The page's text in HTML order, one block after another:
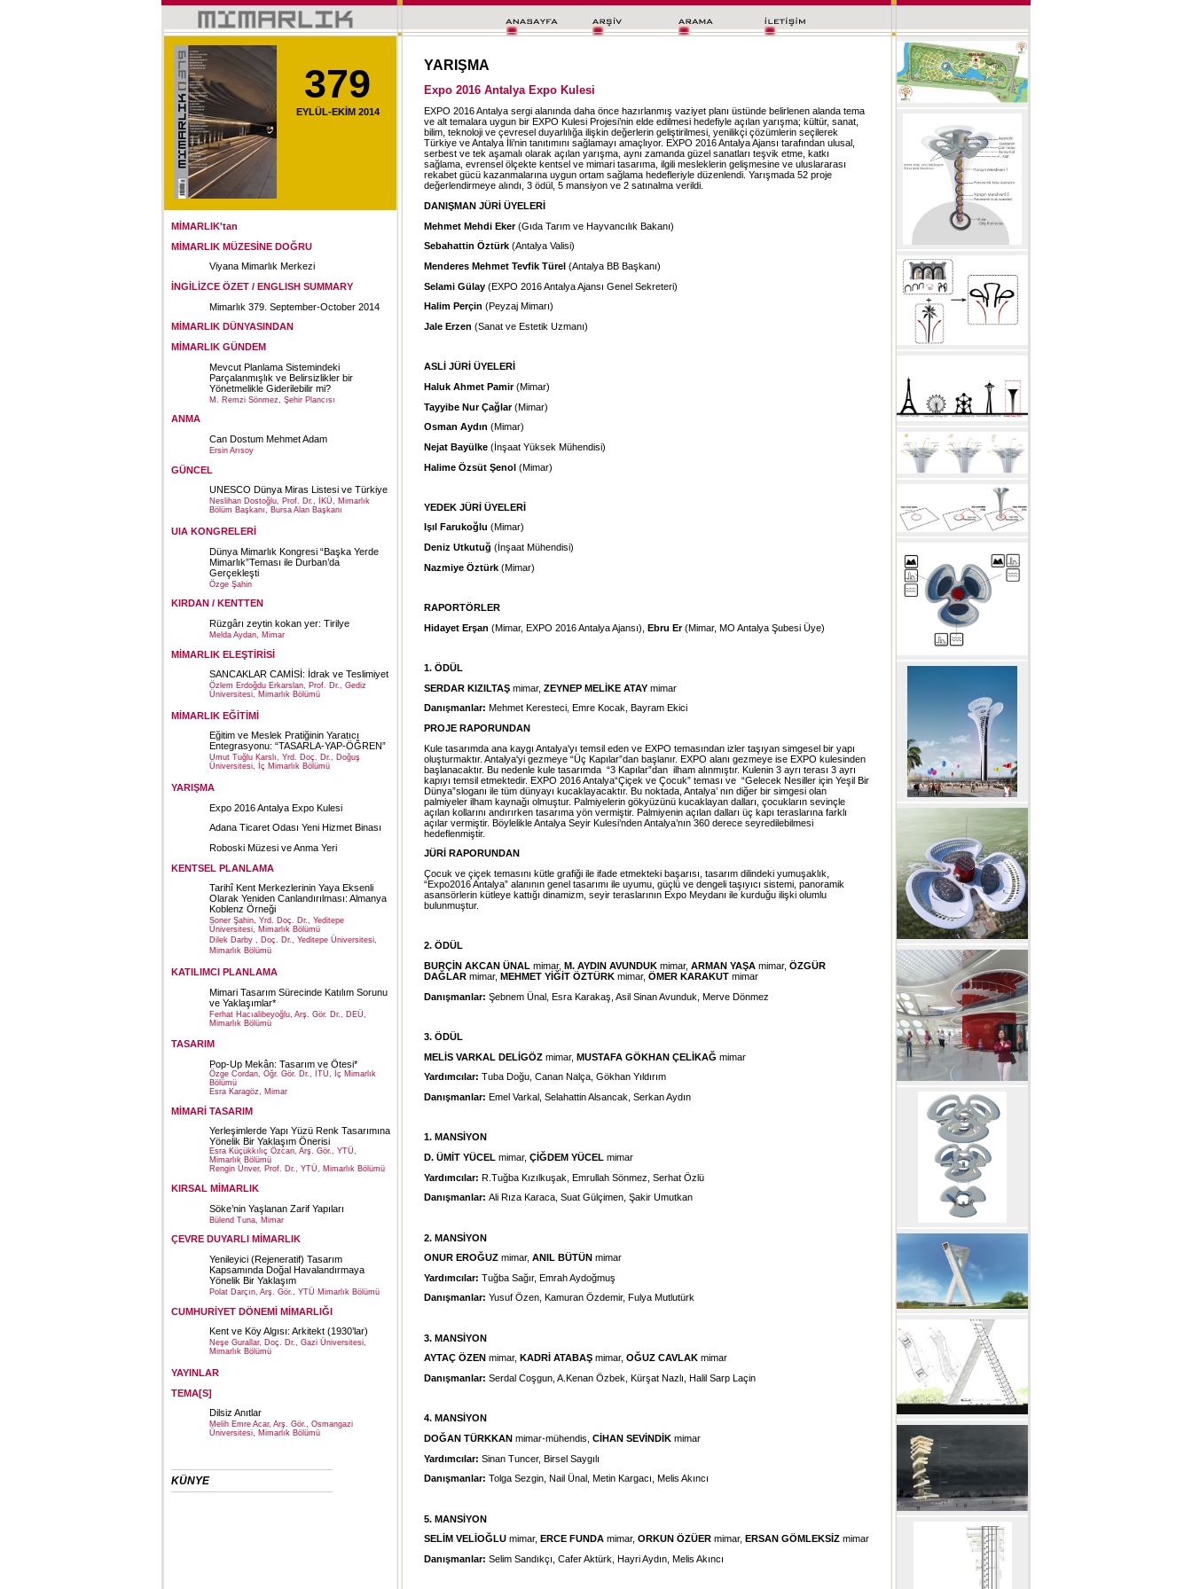
379
EYLÜL-EKİM 2014
MİMARLIK'tan
MİMARLIK MÜZESİNE DOĞRU
Viyana Mimarlık Merkezi
İNGİLİZCE ÖZET / ENGLISH SUMMARY
Mimarlık 379. September-October 2014
MİMARLIK DÜNYASINDAN
MİMARLIK GÜNDEM
Mevcut Planlama Sistemindeki
Parçalanmışlık ve Belirsizlikler bir
Yönetmelikle Giderilebilir mi?
M. Remzi Sönmez, Şehir Plancısı
ANMA
Can Dostum Mehmet Adam
Ersin Arısoy
GÜNCEL
UNESCO Dünya Miras Listesi ve Türkiye
Neslihan Dostoğlu, Prof. Dr., İKÜ, Mimarlık
Bölüm Başkanı, Bursa Alan Başkanı
UIA KONGRELERİ
Dünya Mimarlık Kongresi “Başka Yerde
Mimarlık”Teması ile Durban’da
Gerçekleşti
Özge Şahin
KIRDAN / KENTTEN
Rüzgârı zeytin kokan yer: Tirilye
Melda Aydan, Mimar
MİMARLIK ELEŞTİRİSİ
SANCAKLAR CAMİSİ: İdrak ve Teslimiyet
Özlem Erdoğdu Erkarslan, Prof. Dr., Gediz
Üniversitesi, Mimarlık Bölümü
MİMARLIK EĞİTİMİ
Eğitim ve Meslek Pratiğinin Yaratıcı
Entegrasyonu: “TASARLA-YAP-ÖĞREN”
Umut Tuğlu Karslı, Yrd. Doç. Dr., Doğuş
Üniversitesi, İç Mimarlık Bölümü
YARIŞMA
Expo 2016 Antalya Expo Kulesi
Adana Ticaret Odası Yeni Hizmet Binası
Roboski Müzesi ve Anma Yeri
KENTSEL PLANLAMA
Tarihî Kent Merkezlerinin Yaya Eksenli
Olarak Yeniden Canlandırılması: Almanya
Koblenz Örneği
Soner Şahin, Yrd. Doç. Dr., Yeditepe
Üniversitesi, Mimarlık Bölümü
Dilek Darby , Doç. Dr., Yeditepe Üniversitesi,
Mimarlık Bölümü
KATILIMCI PLANLAMA
Mimari Tasarım Sürecinde Katılım Sorunu
ve Yaklaşımlar*
Ferhat Hacıalibeyoğlu, Arş. Gör. Dr., DEÜ,
Mimarlık Bölümü
TASARIM
Pop-Up Mekân: Tasarım ve Ötesi*
Özge Cordan, Öğr. Gör. Dr., İTÜ, İç Mimarlık
Bölümü
Esra Karagöz, Mimar
MİMARİ TASARIM
Yerleşimlerde Yapı Yüzü Renk Tasarımına
Yönelik Bir Yaklaşım Önerisi
Esra Küçükkılıç Özcan, Arş. Gör., YTÜ,
Mimarlık Bölümü
Rengin Ünver, Prof. Dr., YTÜ, Mimarlık Bölümü
KIRSAL MİMARLIK
Söke’nin Yaşlanan Zarif Yapıları
Bülend Tuna, Mimar
ÇEVRE DUYARLI MİMARLIK
Yenileyici (Rejeneratif) Tasarım
Kapsamında Doğal Havalandırmaya
Yönelik Bir Yaklaşım
Polat Darçın, Arş. Gör., YTÜ Mimarlık Bölümü
CUMHURİYET DÖNEMİ MİMARLIĞI
Kent ve Köy Algısı: Arkitekt (1930’lar)
Neşe Gurallar, Doç. Dr., Gazi Üniversitesi,
Mimarlık Bölümü
YAYINLAR
TEMA[S]
Dilsiz Anıtlar
Melih Emre Acar, Arş. Gör., Osmangazi
Üniversitesi, Mimarlık Bölümü
KÜNYE
YARIŞMA
Expo 2016 Antalya Expo Kulesi
EXPO 2016 Antalya sergi alanında daha önce hazırlanmış vaziyet planı üstünde belirlenen alanda tema
ve alt temalara uygun bir EXPO Kulesi Projesi’nin elde edilmesi hedefiyle açılan yarışma; kültür, sanat,
bilim, teknoloji ve çevresel duyarlılığa ilişkin değerlerin geliştirilmesi, yenilikçi çözümlerin seçilerek
Türkiye ve Antalya İli’nin tanıtımını sağlamayı amaçlıyor. EXPO 2016 Antalya Ajansı tarafından ulusal,
serbest ve tek aşamalı olarak açılan yarışma, aynı zamanda güzel sanatları teşvik etme, katkı
sağlama, evrensel ölçekte kentsel ve mimari tasarıma, ilgili mesleklerin gelişmesine ve uluslararası
rekabet gücü kazanmalarına uygun ortam sağlama hedefleriyle düzenlendi. Yarışmada 52 proje
değerlendirmeye alındı, 3 ödül, 5 mansiyon ve 2 satınalma verildi.
DANIŞMAN JÜRİ ÜYELERİ
Mehmet Mehdi Eker(Gıda Tarım ve Hayvancılık Bakanı)
Sebahattin Öztürk (Antalya Valisi)
Menderes Mehmet Tevfik Türel (Antalya BB Başkanı)
Selami Gülay (EXPO 2016 Antalya Ajansı Genel Sekreteri)
Halim Perçin (Peyzaj Mimarı)
Jale Erzen (Sanat ve Estetik Uzmanı)
ASLİ JÜRİ ÜYELERİ
Haluk Ahmet Pamir(Mimar)
Tayyibe Nur Çağlar(Mimar)
Osman Aydın (Mimar)
Nejat Bayülke (İnşaat Yüksek Mühendisi)
Halime Özsüt Şenol (Mimar)
YEDEK JÜRİ ÜYELERİ
Işıl Farukoğlu (Mimar)
Deniz Utkutuğ (İnşaat Mühendisi)
Nazmiye Öztürk (Mimar)
RAPORTÖRLER
Hidayet Erşan (Mimar, EXPO 2016 Antalya Ajansı), Ebru Er(Mimar, MO Antalya Şubesi Üye)
1. ÖDÜL
SERDAR KIZILTAŞ mimar, ZEYNEP MELİKE ATAY mimar
Danışmanlar: Mehmet Keresteci, Emre Kocak, Bayram Ekici
PROJE RAPORUNDAN
Kule tasarımda ana kaygı Antalya'yı temsil eden ve EXPO temasından izler taşıyan simgesel bir yapı
oluşturmaktır. Antalya'yi gezmeye “Üç Kapılar”dan başlanır. EXPO alanı gezmeye ise EXPO kulesinden
başlanacaktır. Bu nedenle kule tasarımda “3 Kapılar”dan ilham alınmıştır. Kulenin 3 ayrı terası 3 ayrı
kapıyı temsil etmektedir. EXPO 2016 Antalya“Çiçek ve Çocuk” teması ve “Gelecek Nesiller için Yeşil Bir
Dünya”sloganı ile tüm dünyayı kucaklayacaktır. Bu noktada, Antalya’ nın diğer bir simgesi olan
palmiyeler ilham kaynağı olmuştur. Palmiyelerin gökyüzünü kucaklayan dalları, çocukların sevinçle
açılan kollarını andırırken tasarıma yön vermiştir. Palmiyenin açılan dalları üç kapı teraslarına farklı
açılar vermiştir. Böylelikle Antalya Seyir Kulesi’nden Antalya’nın 360 derece seyredilebilmesi
hedeflenmiştir.
JÜRİ RAPORUNDAN
Çocuk ve çiçek temasını kütle grafiği ile ifade etmekteki başarısı, tasarım dilindeki yumuşaklık,
“Expo2016 Antalya” alanının genel tasarımı ile uyumu, güçlü ve dengeli taşıyıcı sistemi, panoramik
asansörlerin kütleye kattığı dinamizm, seyir teraslarının Expo Meydanı ile kurduğu ilişki olumlu
bulunmuştur.
2. ÖDÜL
BURÇİN AKCAN ÜNAL mimar, M. AYDIN AVUNDUK mimar, ARMAN YAŞA mimar, ÖZGÜR
DAĞLAR mimar, MEHMET YİĞİT ÖZTÜRK mimar, ÖMER KARAKUT mimar
Danışmanlar: Şebnem Ünal, Esra Karakaş, Asil Sinan Avunduk, Merve Dönmez
3. ÖDÜL
MELİS VARKAL DELİGÖZ mimar, MUSTAFA GÖKHAN ÇELİKAĞ mimar
Yardımcılar: Tuba Doğu, Canan Nalça, Gökhan Yıldırım
Danışmanlar: Emel Varkal, Selahattin Alsancak, Serkan Aydın
1. MANSİYON
D. ÜMİT YÜCEL mimar, ÇİĞDEM YÜCEL mimar
Yardımcılar: R.Tuğba Kızılkuşak, Emrullah Sönmez, Serhat Özlü
Danışmanlar: Ali Rıza Karaca, Suat Gülçimen, Şakir Umutkan
2. MANSİYON
ONUR EROĞUZ mimar, ANIL BÜTÜN mimar
Yardımcılar: Tuğba Sağır, Emrah Aydoğmuş
Danışmanlar: Yusuf Özen, Kamuran Özdemir, Fulya Mutlutürk
3. MANSİYON
AYTAÇ ÖZEN mimar, KADRİ ATABAŞ mimar, OĞUZ CAVLAK mimar
Danışmanlar: Serdal Coşgun, A.Kenan Özbek, Kürşat Nazlı, Halil Sarp Laçin
4. MANSİYON
DOĞAN TÜRKKAN mimar-mühendis, CİHAN SEVİNDİK mimar
Yardımcılar: Sinan Tuncer, Birsel Saygılı
Danışmanlar: Tolga Sezgin, Nail Ünal, Metin Kargacı, Melis Akıncı
5. MANSİYON
SELİM VELİOĞLU mimar, ERCE FUNDA mimar, ORKUN ÖZÜER mimar, ERSAN GÖMLEKSİZ mimar
Danışmanlar: Selim Sandıkçı, Cafer Aktürk, Hayri Aydın, Melis Akıncı